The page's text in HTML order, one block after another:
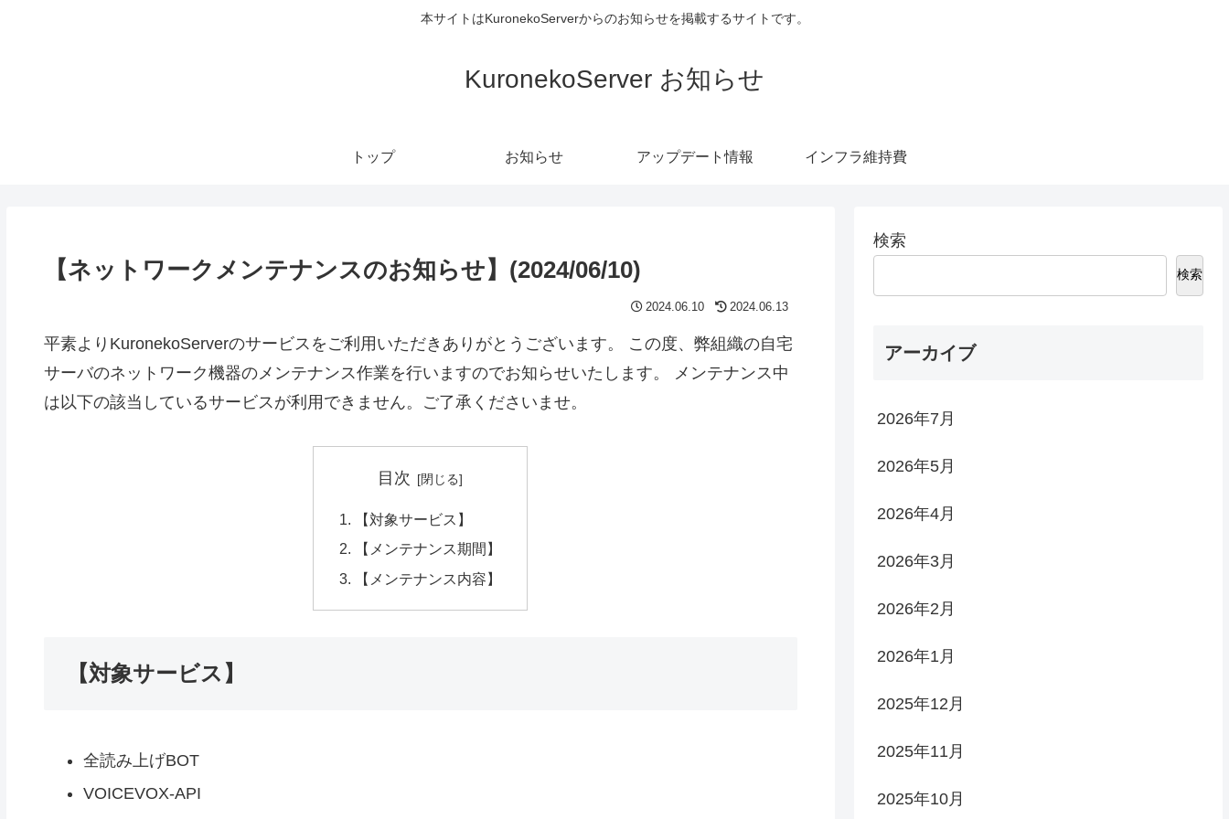
本サイトはKuronekoServerからのお知らせを掲載するサイトです。
KuronekoServer お知らせ
トップ お知らせ アップデート情報 インフラ維持費
【ネットワークメンテナンスのお知らせ】(2024/06/10)
2024.06.10 2024.06.13
平素よりKuronekoServerのサービスをご利用いただきありがとうございます。 この度、弊組織の自宅
サーバのネットワーク機器のメンテナンス作業を行いますのでお知らせいたします。 メンテナンス中
は以下の該当しているサービスが利用できません。ご了承くださいませ。
目次
【対象サービス】
【メンテナンス期間】
【メンテナンス内容】
【対象サービス】
全読み上げBOT
VOICEVOX-API
検索
検索
アーカイブ
2026年7月
2026年5月
2026年4月
2026年3月
2026年2月
2026年1月
2025年12月
2025年11月
2025年10月